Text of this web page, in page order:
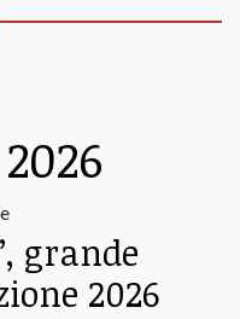
grande
2026